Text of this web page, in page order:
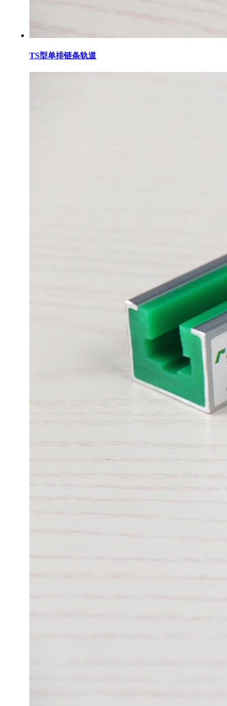
TS型单排链条轨道